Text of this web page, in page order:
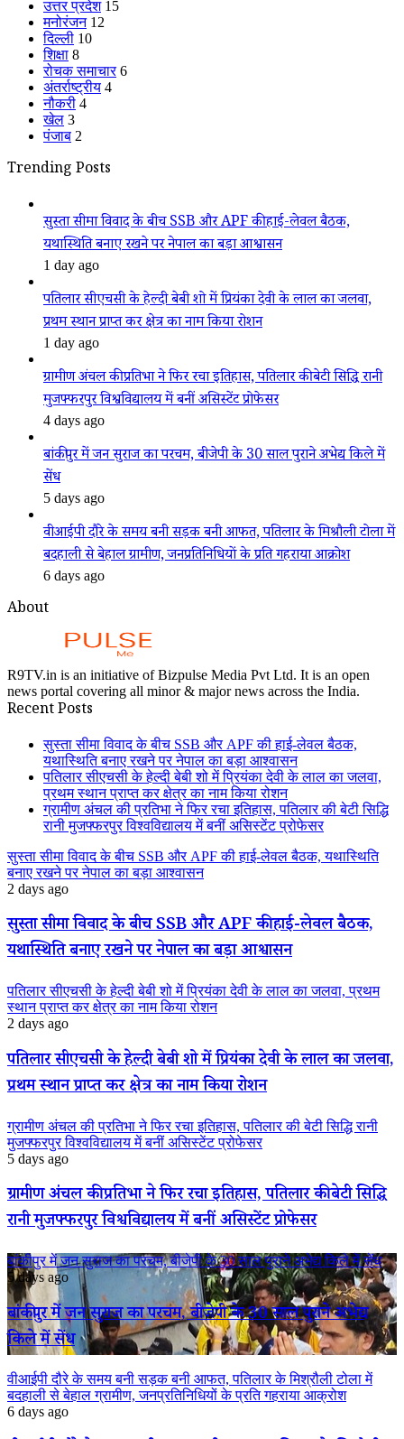
उत्तर प्रदेश 15
मनोरंजन 12
दिल्ली 10
शिक्षा 8
रोचक समाचार 6
अंतर्राष्ट्रीय 4
नौकरी 4
खेल 3
पंजाब 2
Trending Posts
सुस्ता सीमा विवाद के बीच SSB और APF की हाई-लेवल बैठक,
यथास्थिति बनाए रखने पर नेपाल का बड़ा आश्वासन
1 day ago
पतिलार सीएचसी के हेल्दी बेबी शो में प्रियंका देवी के लाल का जलवा,
प्रथम स्थान प्राप्त कर क्षेत्र का नाम किया रोशन
1 day ago
ग्रामीण अंचल की प्रतिभा ने फिर रचा इतिहास, पतिलार की बेटी सिद्धि रानी
मुजफ्फरपुर विश्वविद्यालय में बनीं असिस्टेंट प्रोफेसर
4 days ago
बांकीपुर में जन सुराज का परचम, बीजेपी के 30 साल पुराने अभेद्य किले में
सेंध
5 days ago
वीआईपी दौरे के समय बनी सड़क बनी आफत, पतिलार के मिश्रौली टोला में
बदहाली से बेहाल ग्रामीण, जनप्रतिनिधियों के प्रति गहराया आक्रोश
6 days ago
About
R9TV.in is an initiative of Bizpulse Media Pvt Ltd. It is an open
news portal covering all minor & major news across the India.
Recent Posts
सुस्ता सीमा विवाद के बीच SSB और APF की हाई-लेवल बैठक,
यथास्थिति बनाए रखने पर नेपाल का बड़ा आश्वासन
पतिलार सीएचसी के हेल्दी बेबी शो में प्रियंका देवी के लाल का जलवा,
प्रथम स्थान प्राप्त कर क्षेत्र का नाम किया रोशन
ग्रामीण अंचल की प्रतिभा ने फिर रचा इतिहास, पतिलार की बेटी सिद्धि
रानी मुजफ्फरपुर विश्वविद्यालय में बनीं असिस्टेंट प्रोफेसर
सुस्ता सीमा विवाद के बीच SSB और APF की हाई-लेवल बैठक, यथास्थिति
बनाए रखने पर नेपाल का बड़ा आश्वासन
2 days ago
सुस्ता सीमा विवाद के बीच SSB और APF की हाई-लेवल बैठक,
यथास्थिति बनाए रखने पर नेपाल का बड़ा आश्वासन
पतिलार सीएचसी के हेल्दी बेबी शो में प्रियंका देवी के लाल का जलवा, प्रथम
स्थान प्राप्त कर क्षेत्र का नाम किया रोशन
2 days ago
पतिलार सीएचसी के हेल्दी बेबी शो में प्रियंका देवी के लाल का जलवा,
प्रथम स्थान प्राप्त कर क्षेत्र का नाम किया रोशन
ग्रामीण अंचल की प्रतिभा ने फिर रचा इतिहास, पतिलार की बेटी सिद्धि रानी
मुजफ्फरपुर विश्वविद्यालय में बनीं असिस्टेंट प्रोफेसर
5 days ago
ग्रामीण अंचल की प्रतिभा ने फिर रचा इतिहास, पतिलार की बेटी सिद्धि
रानी मुजफ्फरपुर विश्वविद्यालय में बनीं असिस्टेंट प्रोफेसर
बांकीपुर में जन सुराज का परचम, बीजेपी के 30 साल पुराने अभेद्य किले में सेंध
5 days ago
बांकीपुर में जन सुराज का परचम, बीजेपी के 30 साल पुराने अभेद्य
किले में सेंध
वीआईपी दौरे के समय बनी सड़क बनी आफत, पतिलार के मिश्रौली टोला में
बदहाली से बेहाल ग्रामीण, जनप्रतिनिधियों के प्रति गहराया आक्रोश
6 days ago